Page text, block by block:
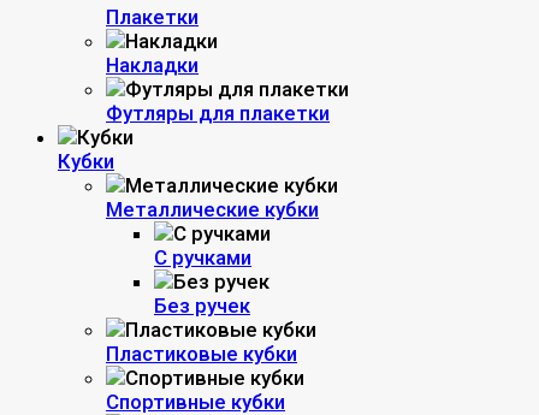
Плакетки
Накладки
Футляры для плакетки
Кубки
Металлические кубки
С ручками
Без ручек
Пластиковые кубки
Спортивные кубки